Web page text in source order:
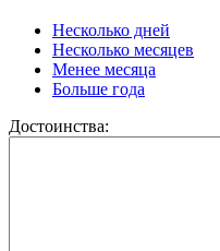
Несколько дней
Несколько месяцев
Менее месяца
Больше года
Достоинства: